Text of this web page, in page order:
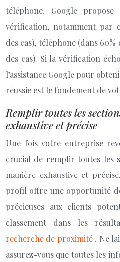
téléphone. Google
vérification, notamment par
des cas), téléphone (dans 60%
des cas). Si la vérification
l’assistance Google pour
réussie est le fondement de
Remplir toutes les
exhaustive et précise
Une fois votre entreprise
crucial de remplir toutes les
manière exhaustive et
profil offre une opportunité
précieuses aux clients
classement dans les
recherche de proximité . Ne
assurez-vous que toutes les